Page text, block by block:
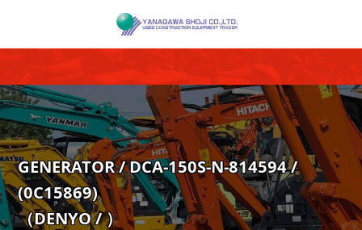
GENERATOR / DCA-150S-N-814594 /
(0C15869)
（DENYO / ）